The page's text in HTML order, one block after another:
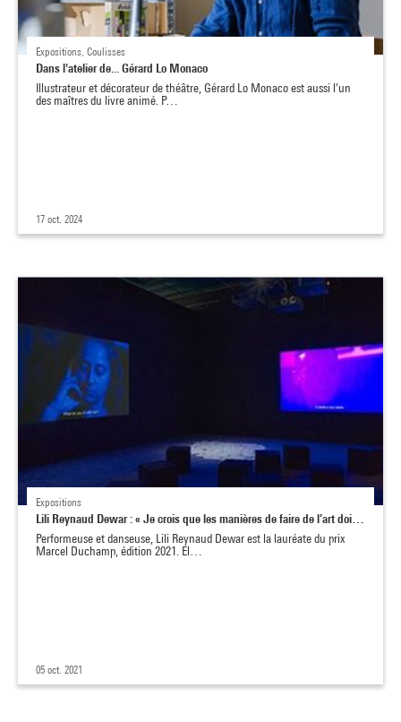
Expositions, Coulisses
Dans l'atelier de... Gérard Lo Monaco
Illustrateur et décorateur de théâtre, Gérard Lo Monaco est aussi l’un
des maîtres du livre animé. P…
17 oct. 2024
Expositions
Lili Reynaud Dewar : « Je crois que les manières de faire de l’art doi…
Performeuse et danseuse, Lili Reynaud Dewar est la lauréate du prix
Marcel Duchamp, édition 2021. El…
05 oct. 2021